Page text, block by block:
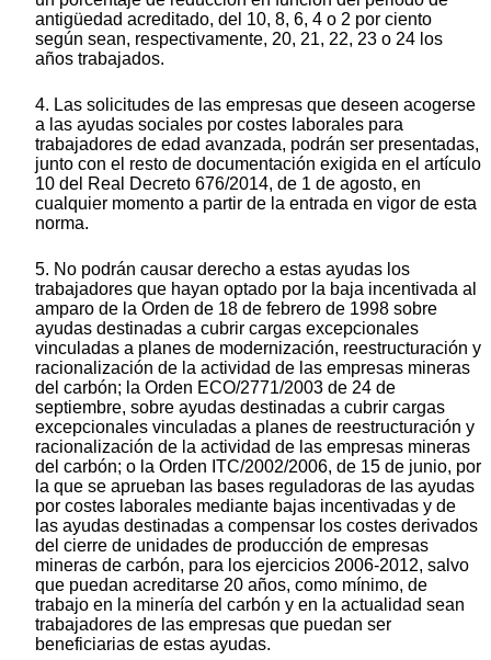
antigüedad acreditado, del 10, 8, 6, 4 o 2 por ciento
según sean, respectivamente, 20, 21, 22, 23 o 24 los
años trabajados.
4. Las solicitudes de las empresas que deseen acogerse
a las ayudas sociales por costes laborales para
trabajadores de edad avanzada, podrán ser presentadas,
junto con el resto de documentación exigida en el artículo
10 del Real Decreto 676/2014, de 1 de agosto, en
cualquier momento a partir de la entrada en vigor de esta
norma.
5. No podrán causar derecho a estas ayudas los
trabajadores que hayan optado por la baja incentivada al
amparo de la Orden de 18 de febrero de 1998 sobre
ayudas destinadas a cubrir cargas excepcionales
vinculadas a planes de modernización, reestructuración y
racionalización de la actividad de las empresas mineras
del carbón; la Orden ECO/2771/2003 de 24 de
septiembre, sobre ayudas destinadas a cubrir cargas
excepcionales vinculadas a planes de reestructuración y
racionalización de la actividad de las empresas mineras
del carbón; o la Orden ITC/2002/2006, de 15 de junio, por
la que se aprueban las bases reguladoras de las ayudas
por costes laborales mediante bajas incentivadas y de
las ayudas destinadas a compensar los costes derivados
del cierre de unidades de producción de empresas
mineras de carbón, para los ejercicios 2006-2012, salvo
que puedan acreditarse 20 años, como mínimo, de
trabajo en la minería del carbón y en la actualidad sean
trabajadores de las empresas que puedan ser
beneficiarias de estas ayudas.